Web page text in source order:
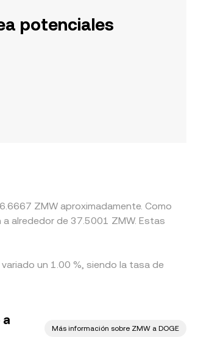
potenciales
ZMW aproximadamente. Como
alrededor de 37.5001 ZMW. Estas
un 1.00 %, siendo la tasa de
Más información sobre ZMW a DOGE